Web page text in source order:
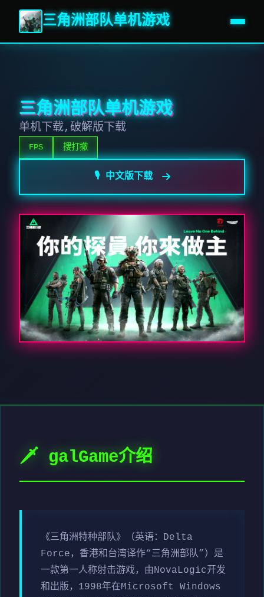
三角洲部队单机游戏
三角洲部队单机游戏
单机下载,破解版下载
FPS 搜打撤
🎙️ 中文版下载
🗡️ galGame介绍
《三角洲特种部队》（英语：Delta
Force，香港和台湾译作“三角洲部队”）是
一款第一人称射击游戏，由NovaLogic开发
和出版，1998年在Microsoft Windows